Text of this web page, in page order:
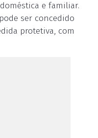
e familiar.
ser concedido
protetiva, com